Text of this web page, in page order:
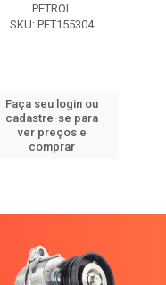
PETROL
SKU: PET155304
Faça seu login ou
cadastre-se para
ver preços e
comprar